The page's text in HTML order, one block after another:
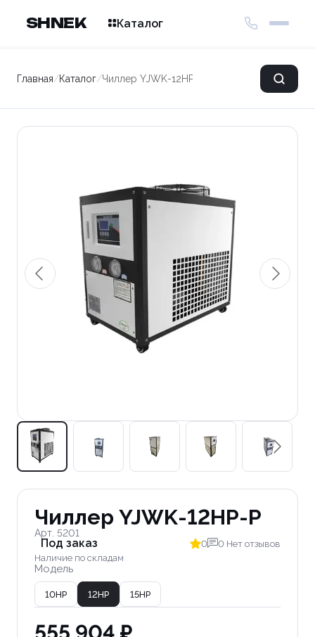
SHNEK Каталог
Главная/Каталог/Чиллер YJWK-12HP-P
Чиллер YJWK-12HP-P
Арт. 5201
Под заказ
Наличие по складам
0 0 Нет отзывов
Модель
10HP 12HP 15HP